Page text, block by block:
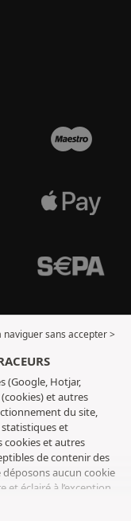
naviguer sans accepter >
(Google, Hotjar,
et autres
du site,
et
cookies et autres
de contenir des
déposons aucun cookie
éclairé à l’exception
retirer votre